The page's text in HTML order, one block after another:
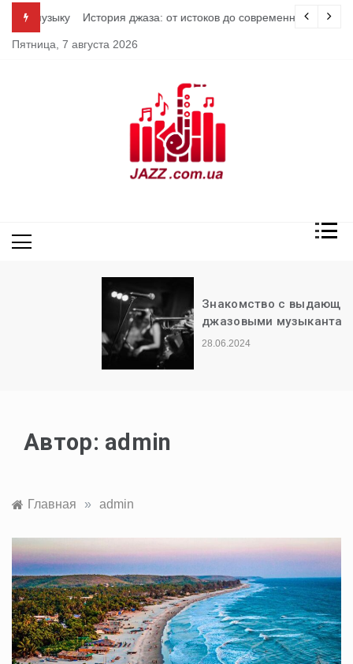
содержимому
История джаза: от истоков до современности
Пятница, 7 августа 2026
Знакомство с выдающимися
джазовыми музыкантами
28.06.2024
Автор: admin
Главная » admin